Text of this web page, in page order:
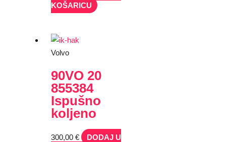
KOŠARICU
Volvo
90VO 20
855384
Ispušno
koljeno
300,00€
DODAJ U